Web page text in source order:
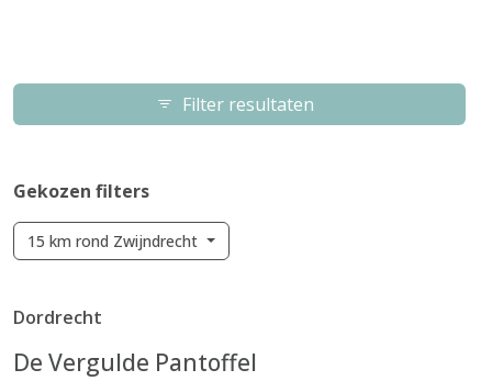
Filter resultaten
Gekozen filters
15 km rond Zwijndrecht
Dordrecht
De Vergulde Pantoffel